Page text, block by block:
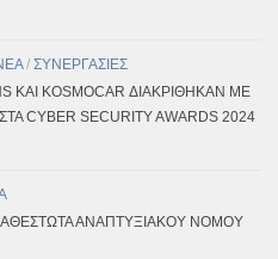
/ ΣΥΝΕΡΓΑΣΙΕΣ
ΚΑΙ KOSMOCAR ΔΙΑΚΡΊΘΗΚΑΝ ΜΕ
CYBER SECURITY AWARDS 2024
ΑΝΑΠΤΥΞΙΑΚΟΥ ΝΟΜΟΥ